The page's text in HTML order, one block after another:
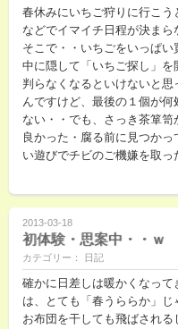
春休みにいちご狩りに行こう
などでイマイチ日程が決まら
そこで・・いちごをいっぱ
中に隠して「いちご探し」を
判らなくなるといけないと
んですけど、最後の１個が
ない・・でも、さっき茶箪笥
良かった・腐る前に見つか
い遊びでチビのご機嫌を取っ
2013-03-18
初体験・思案中・・ｗ
カテゴリー： 日記
確かに日差しは暖かくなっ
は、とても「春うららか」じ
お布団を干しても飛ばされる